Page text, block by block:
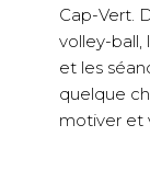
Cap-Vert.
volley-ball,
et les
quelque
motiver et